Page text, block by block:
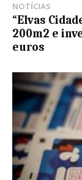
NOTÍCIAS
“Elvas
200m2 e
euros